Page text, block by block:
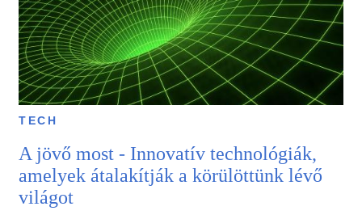
TECH
A jövő most - Innovatív technológiák,
amelyek átalakítják a körülöttünk lévő
világot